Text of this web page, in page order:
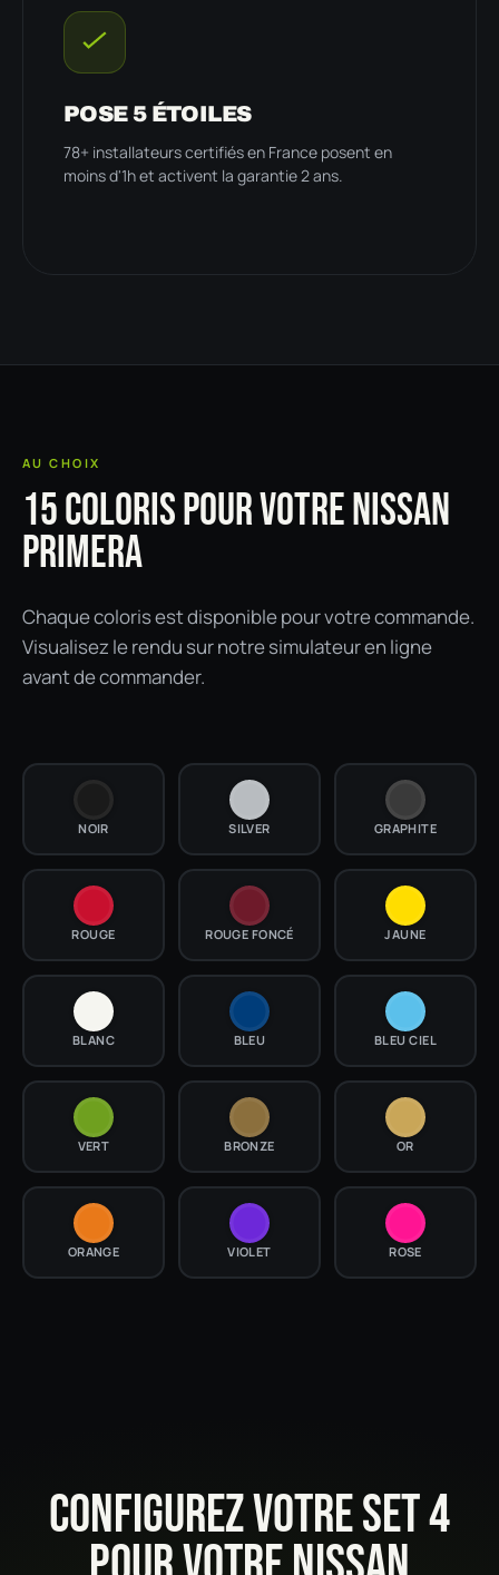
POSE 5 ÉTOILES
78+ installateurs certifiés en France posent en
moins d'1h et activent la garantie 2 ans.
AU CHOIX
15 COLORIS POUR VOTRE NISSAN
PRIMERA
Chaque coloris est disponible pour votre commande.
Visualisez le rendu sur notre simulateur en ligne
avant de commander.
NOIR SILVER GRAPHITE
ROUGE ROUGE FONCÉ JAUNE
BLANC BLEU BLEU CIEL
VERT BRONZE OR
ORANGE VIOLET ROSE
CONFIGUREZ VOTRE SET 4